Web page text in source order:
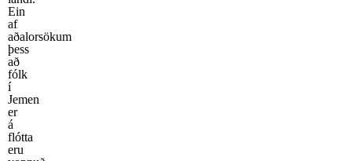
Ein
af
aðalorsökum
þess
að
fólk
í
Jemen
er
á
flótta
eru